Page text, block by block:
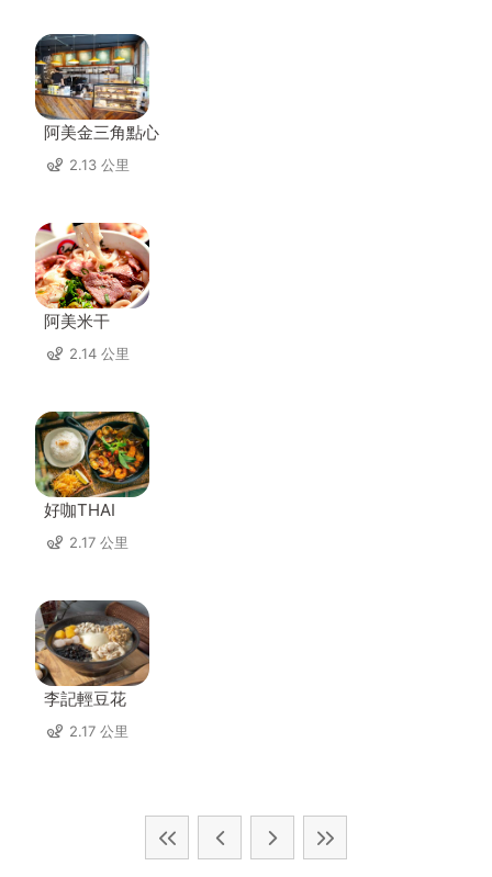
阿美金三角點心
2.13 公里
阿美米干
2.14 公里
好咖THAI
2.17 公里
李記輕豆花
2.17 公里